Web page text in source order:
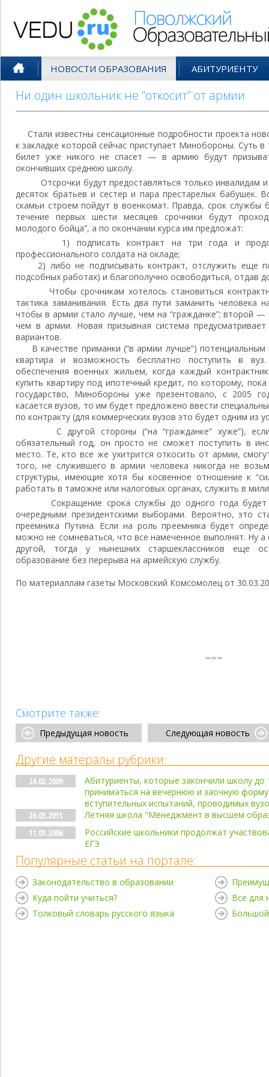
НОВОСТИ ОБРАЗОВАНИЯ АБИТУРИЕНТУ
Ни один школьник не “откосит” от армии
Cтали известны сенсационные подробности проекта
к закладке которой сейчас приступает Минобороны. Суть в
билет уже никого не спасет — в армию будут
окончивших среднюю школу.
Отсрочки будут предоставляться только инвалидам
десяток братьев и сестер и пара престарелых бабушек.
скамьи строем пойдут в военкомат. Правда, срок службы
течение первых шести месяцев срочники будут
молодого бойца”, а по окончании курса им предложат:
1) подписать контракт на три года и
профессионального солдата на окладе;
2) либо не подписывать контракт, отслужить еще
подсобных работах) и благополучно освободиться, отдав
Чтобы срочникам хотелось становиться
тактика заманивания. Есть два пути заманить
чтобы в армии стало лучше, чем на “гражданке”; второй —
чем в армии. Новая призывная система
вариантов.
В качестве приманки (“в армии лучше”) потенциальным
квартира и возможность бесплатно поступить в
обеспечения военных жильем, когда каждый
купить квартиру под ипотечный кредит, по которому,
государство, Минобороны уже презентовало, с 2005
касается вузов, то им будет предложено ввести
по контракту (для коммерческих вузов это будет одним из
С другой стороны (“на “гражданке” хуже”),
обязательный год, он просто не сможет поступить в
место. Те, кто все же ухитрится откосить от армии,
того, не служившего в армии человека никогда не
структуры, имеющие хотя бы косвенное отношение к
работать в таможне или налоговых органах, служить в
Сокращение срока службы до одного года будет
очередными президентскими выборами. Вероятно, это
преемника Путина. Если на роль преемника будет
можно не сомневаться, что все намеченное выполнят. Ну
другой, тогда у нынешних старшеклассников еще
образование без перерыва на армейскую службу.
По материаллам газеты Московский Комсомолец от
Смотрите также:
Предыдущая новость Следующая новость
Другие матералы рубрики:
24.02.2009
Абитуриенты, которые закончили школу до
приниматься на вечернюю и заочную
вступительных испытаний, проводимых
26.05.2011
Летняя школа "Менеджмент в высшем
11.01.2006
Российские школьники продолжат
ЕГЭ
Популярные статьи на портале:
Законодательство в образовании
Куда пойти учиться?
Толковый словарь русского языка
Все для
Большой